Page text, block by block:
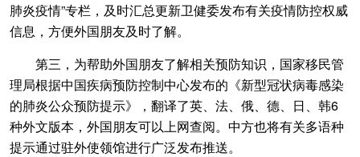
肺炎疫情”专栏，及时汇总更新卫健委发布有关疫情防控权威
信息，方便外国朋友及时了解。
第三，为帮助外国朋友了解相关预防知识，国家移民管
理局根据中国疾病预防控制中心发布的《新型冠状病毒感染
的肺炎公众预防提示》，翻译了英、法、俄、德、日、韩6
种外文版本，外国朋友可以上网查阅。中方也将有关多语种
提示通过驻外使领馆进行广泛发布推送。